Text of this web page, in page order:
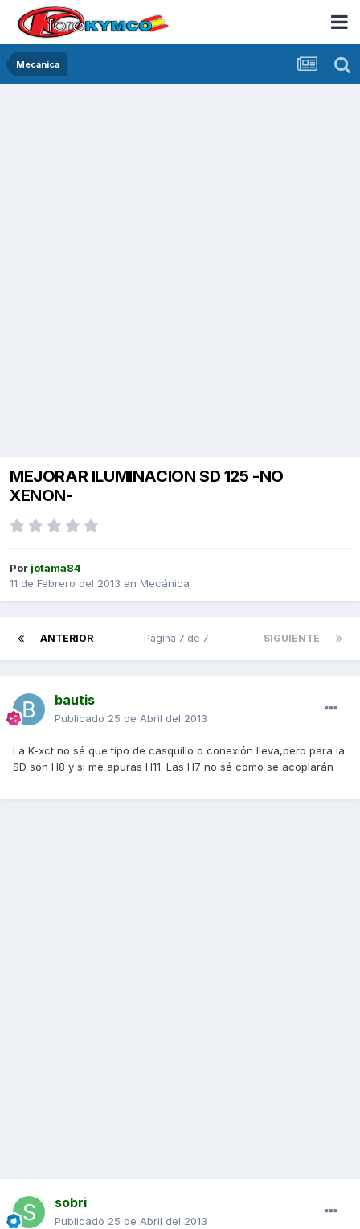
Mecánica
MEJORAR ILUMINACION SD 125 -NO
XENON-
Por jotama84
11 de Febrero del 2013 en Mecánica
ANTERIOR SIGUIENTE
Página 7 de 7
bautis
Publicado 25 de Abril del 2013
La K-xct no sé que tipo de casquillo o conexión lleva,pero para la
SD son H8 y si me apuras H11. Las H7 no sé como se acoplarán
sobri
Publicado 25 de Abril del 2013